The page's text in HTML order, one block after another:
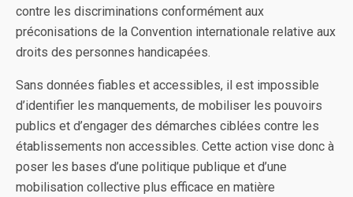
contre les discriminations conformément aux
préconisations de la Convention internationale relative aux
droits des personnes handicapées.
Sans données fiables et accessibles, il est impossible
d’identifier les manquements, de mobiliser les pouvoirs
publics et d’engager des démarches ciblées contre les
établissements non accessibles. Cette action vise donc à
poser les bases d’une politique publique et d’une
mobilisation collective plus efficace en matière